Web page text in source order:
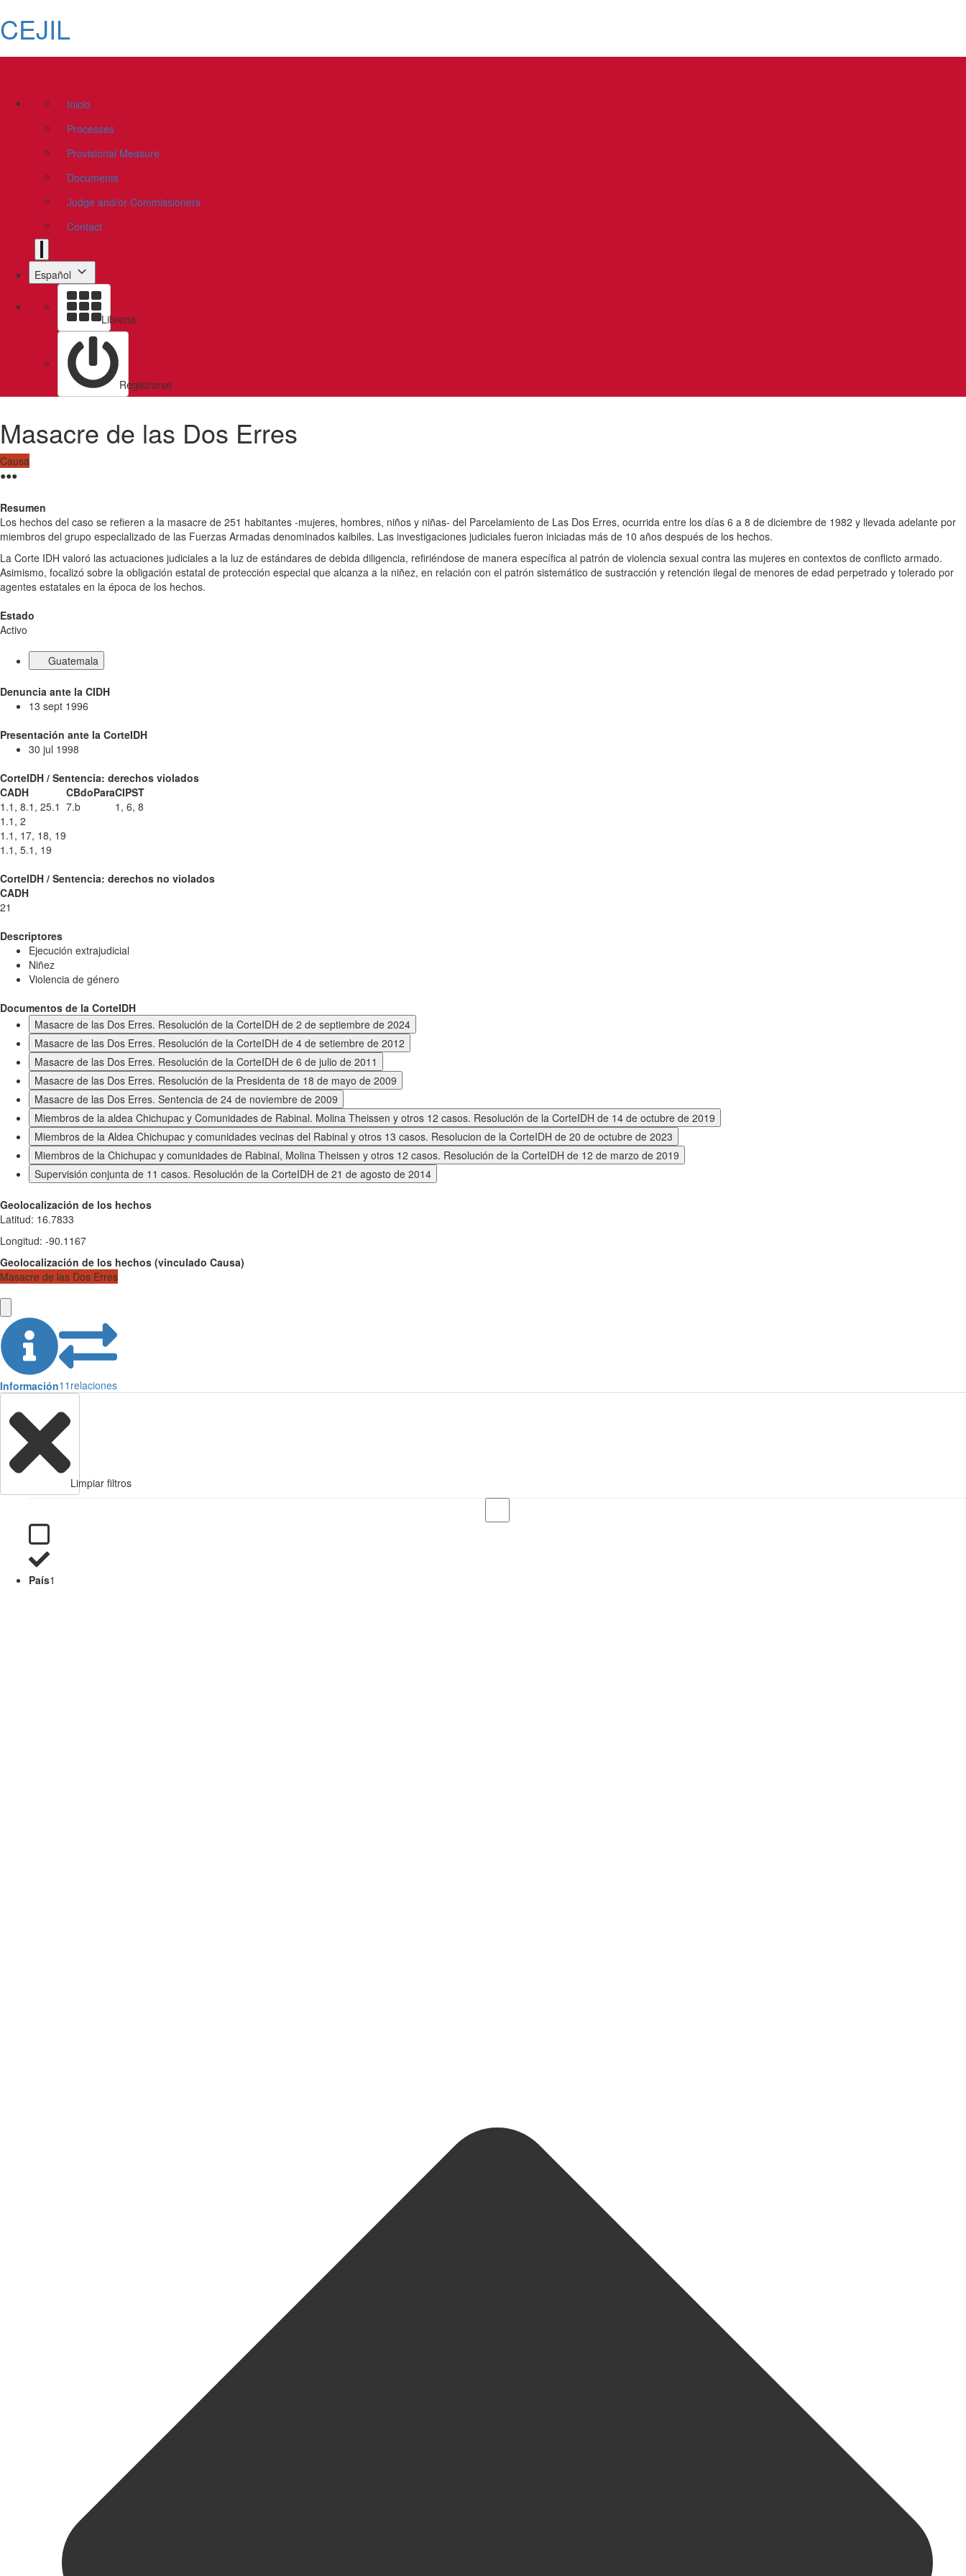
CEJIL
Inicio
Processes
Provisional Measure
Documents
Judge and/or Commissioners
Contact
Español
Libreria
Registrarse
Masacre de las Dos Erres
Causa
●●●
Resumen
Los hechos del caso se refieren a la masacre de 251 habitantes -mujeres, hombres, niños y niñas- del Parcelamiento de Las Dos Erres, ocurrida entre los días 6 a 8 de diciembre de 1982 y llevada adelante por
miembros del grupo especializado de las Fuerzas Armadas denominados kaibiles. Las investigaciones judiciales fueron iniciadas más de 10 años después de los hechos.
La Corte IDH valoró las actuaciones judiciales a la luz de estándares de debida diligencia, refiriéndose de manera específica al patrón de violencia sexual contra las mujeres en contextos de conflicto armado.
Asimismo, focalizó sobre la obligación estatal de protección especial que alcanza a la niñez, en relación con el patrón sistemático de sustracción y retención ilegal de menores de edad perpetrado y tolerado por
agentes estatales en la época de los hechos.
Estado
Activo
Guatemala
Denuncia ante la CIDH
13 sept 1996
Presentación ante la CorteIDH
30 jul 1998
CorteIDH / Sentencia: derechos violados
CADH
CBdoParaCIPST
1.1, 8.1, 25.1 7.b
1, 6, 8
1.1, 2
1.1, 17, 18, 19
1.1, 5.1, 19
CorteIDH / Sentencia: derechos no violados
CADH
21
Descriptores
Ejecución extrajudicial
Niñez
Violencia de género
Documentos de la CorteIDH
Masacre de las Dos Erres. Resolución de la CorteIDH de 2 de septiembre de 2024
Masacre de las Dos Erres. Resolución de la CorteIDH de 4 de setiembre de 2012
Masacre de las Dos Erres. Resolución de la CorteIDH de 6 de julio de 2011
Masacre de las Dos Erres. Resolución de la Presidenta de 18 de mayo de 2009
Masacre de las Dos Erres. Sentencia de 24 de noviembre de 2009
Miembros de la aldea Chichupac y Comunidades de Rabinal. Molina Theissen y otros 12 casos. Resolución de la CorteIDH de 14 de octubre de 2019
Miembros de la Aldea Chichupac y comunidades vecinas del Rabinal y otros 13 casos. Resolucion de la CorteIDH de 20 de octubre de 2023
Miembros de la Chichupac y comunidades de Rabinal, Molina Theissen y otros 12 casos. Resolución de la CorteIDH de 12 de marzo de 2019
Supervisión conjunta de 11 casos. Resolución de la CorteIDH de 21 de agosto de 2014
Geolocalización de los hechos
Latitud: 16.7833
Longitud: -90.1167
Geolocalización de los hechos (vinculado Causa)
Masacre de las Dos Erres
Información11 relaciones
Limpiar filtros
País1